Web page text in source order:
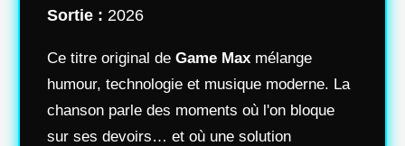
Sortie : 2026
Ce titre original de Game Max mélange
humour, technologie et musique moderne. La
chanson parle des moments où l'on bloque
sur ses devoirs… et où une solution